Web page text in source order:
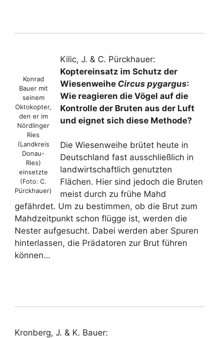
Konrad
Bauer mit
seinem
Oktokopter,
den er im
Nördlinger
Ries
(Landkreis
Donau-
Ries)
einsetzte
(Foto: C.
Pürckhauer)
Kilic, J. & C. Pürckhauer:
Koptereinsatz im Schutz der
Wiesenweihe Circus pygargus:
Wie reagieren die Vögel auf die
Kontrolle der Bruten aus der Luft
und eignet sich diese Methode?
Die Wiesenweihe brütet heute in
Deutschland fast ausschließlich in
landwirtschaftlich genutzten
Flächen. Hier sind jedoch die Bruten
meist durch zu frühe Mahd
gefährdet. Um zu bestimmen, ob die Brut zum
Mahdzeitpunkt schon flügge ist, werden die
Nester aufgesucht. Dabei werden aber Spuren
hinterlassen, die Prädatoren zur Brut führen
können…
Kronberg, J. & K. Bauer: